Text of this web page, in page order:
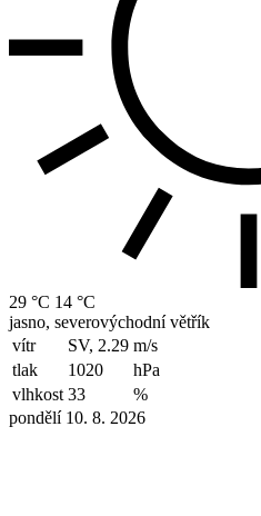
29 °C 14 °C
jasno, severovýchodní větřík
vítr
SV, 2.29 m/s
tlak
1020
hPa
vlhkost 33
%
pondělí 10. 8. 2026